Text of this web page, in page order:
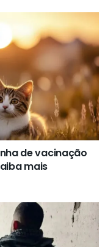
de vacinação
mais